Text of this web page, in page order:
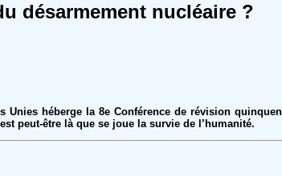
désarmement nucléaire ?
Unies héberge la 8e Conférence de révision
peut-être là que se joue la survie de l’humanité.